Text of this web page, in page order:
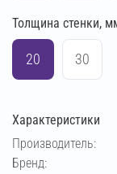
102 108
169 194
Толщина стенки,
20 30
Характеристики
Производитель:
Бренд: